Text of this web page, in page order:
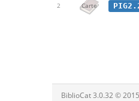
2 Carte
BiblioCat 3.0.32 ©